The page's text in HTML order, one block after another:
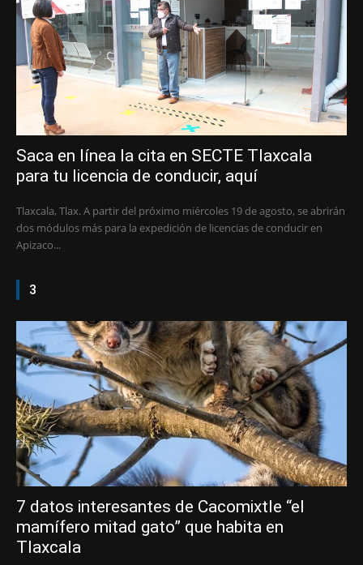
Saca en línea la cita en SECTE Tlaxcala
para tu licencia de conducir, aquí
Tlaxcala, Tlax. A partir del próximo miércoles 19 de agosto, se abrirán
dos módulos más para la expedición de licencias de conducir en
Apizaco...
3
7 datos interesantes de Cacomixtle “el
mamífero mitad gato” que habita en
Tlaxcala